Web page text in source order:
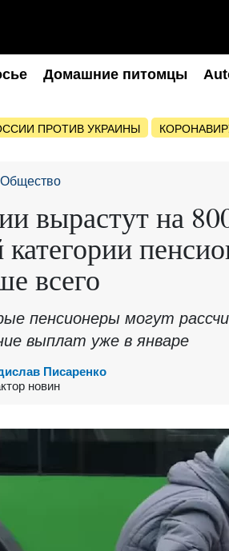
Домашние питомцы
ПРОТИВ УКРАИНЫ
Общество
вырастут на
категории
всего
пенсионеры могут
выплат уже в январе
Писаренко
новин